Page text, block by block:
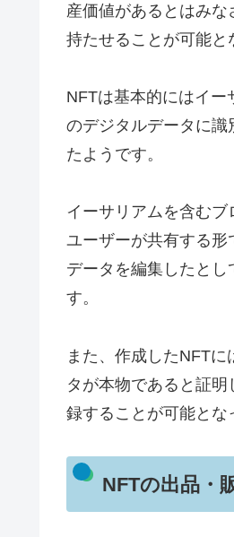
産価値があるとはみ
持たせることが可能と
NFTは基本的にはイー
のデジタルデータに
たようです。
イーサリアムを含む
ユーザーが共有する
データを編集したと
す。
また、作成したNFT
タが本物であると証
録することが可能とな
NFTの出品・